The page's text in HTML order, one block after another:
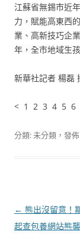
江蘇省無錫市近
力，賦能高東西
業、高新技巧企
年，全市地域生
新華社記者 楊磊
< 1 2 3 4 5 6
分類: 未分類，發
文
章
← 熊出沒留意！
起查包養網站熊